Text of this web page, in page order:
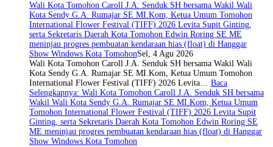
Wali Kota Tomohon Caroll J.A. Senduk SH bersama Wakil Wali
Kota Sendy G.A. Rumajar SE MI.Kom, Ketua Umum Tomohon
International Flower Festival (TIFF) 2026 Levita Supit Ginting,
serta Sekretaris Daerah Kota Tomohon Edwin Roring SE ME
meninjau progres pembuatan kendaraan hias (float) di Hanggar
Show Windows Kota TomohonSel, 4 Agu 2026
Wali Kota Tomohon Caroll J.A. Senduk SH bersama Wakil Wali
Kota Sendy G.A. Rumajar SE MI.Kom, Ketua Umum Tomohon
International Flower Festival (TIFF) 2026 Levita… Baca
Selengkapnya: Wali Kota Tomohon Caroll J.A. Senduk SH bersama
Wakil Wali Kota Sendy G.A. Rumajar SE MI.Kom, Ketua Umum
Tomohon International Flower Festival (TIFF) 2026 Levita Supit
Ginting, serta Sekretaris Daerah Kota Tomohon Edwin Roring SE
ME meninjau progres pembuatan kendaraan hias (float) di Hanggar
Show Windows Kota Tomohon